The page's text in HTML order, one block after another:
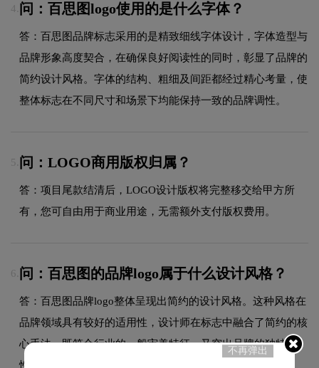
4. 问：百思图logo使用的是什么字体？
答：百思图品牌标志采用的是精致细线字体设计，字体造型与
品牌形象高度契合，在确保良好阅读性的同时，彰显了品牌的
简约设计风格。字体的结构、粗细及间距都经过精心考量，使
整体标志在不同尺寸和场景下均能保持一致的品牌调性。
5. 问：LOGO商用版权归属？
答：项目尾款结清后，LOGO设计版权将完整移交给甲方所
有，您可自由用于商业用途，无需额外支付版权费用。
6. 问：百思图的品牌logo属于什么设计风格？
答：百思图品牌logo整体呈现出简约的设计风格。这种风格在
品牌领域具有较好的适用性，设计师在标志中融合了简约的核
心手法，既符合行业的一般审美特征，又突出品牌的独特个
性，能够在众多竞品中脱颖而出，给消费者留下深刻印象。
不再弹出